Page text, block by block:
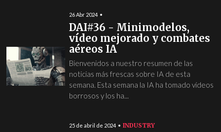
26 Abr 2024
DAI#36 - Minimodelos,
vídeo mejorado y combates
aéreos IA
Bienvenidos a nuestro resumen de las
noticias más frescas sobre IA de esta
semana. Esta semana la IA ha tomado vídeos
borrosos y los ha...
25 de abril de 2024 INDUSTRY